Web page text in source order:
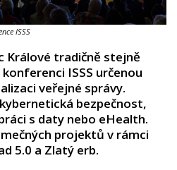
ISSS
Králové tradičně stejně
ISSS určenou
veřejné správy.
bezpečnost,
s daty nebo eHealth.
projektů v rámci
5.0 a Zlatý erb.